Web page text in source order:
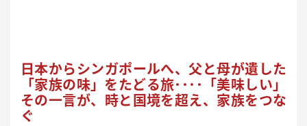
日本からシンガポールへ、父と母が遺した
「家族の味」をたどる旅････「美味しい」
その一言が、時と国境を超え、家族をつな
ぐ